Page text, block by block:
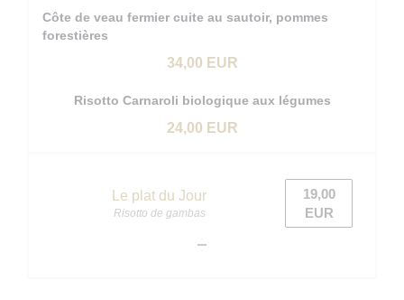
Côte de veau fermier cuite au sautoir, pommes
forestières
34,00 EUR
Risotto Carnaroli biologique aux légumes
24,00 EUR
Le plat du Jour
Risotto de gambas
19,00
EUR